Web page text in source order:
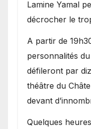
Lamine Yamal
décrocher le
A partir de
personnalités
défileront par
théâtre du
devant
Quelques